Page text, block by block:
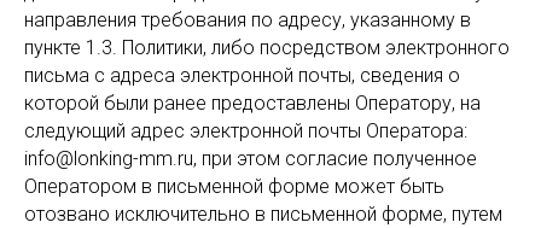
направления требования по адресу, указанному в
пункте 1.3. Политики, либо посредством электронного
письма с адреса электронной почты, сведения о
которой были ранее предоставлены Оператору, на
следующий адрес электронной почты Оператора:
info@lonking-mm.ru, при этом согласие полученное
Оператором в письменной форме может быть
отозвано исключительно в письменной форме, путем